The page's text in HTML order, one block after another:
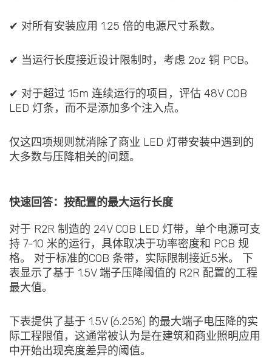
✔ 对所有安装应用 1.25 倍的电源尺寸系数。
✔ 当运行长度接近设计限制时，考虑 2oz 铜 PCB。
✔ 对于超过 15m 连续运行的项目，评估 48V COB
LED 灯条，而不是添加多个注入点。
仅这四项规则就消除了商业 LED 灯带安装中遇到的
大多数与压降相关的问题。
快速回答：按配置的最大运行长度
对于 R2R 制造的 24V COB LED 灯带，单个电源可支
持 7-10 米的运行，具体取决于功率密度和 PCB 规
格。 对于标准的COB 条带，实际限制接近5米。 下
表显示了基于 1.5V 端子压降阈值的 R2R 配置的工程
最大值。
下表提供了基于 1.5V (6.25%) 的最大端子电压降的实
际工程限值，这通常被认为是在建筑和商业照明应用
中开始出现亮度差异的阈值。